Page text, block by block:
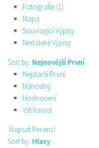
Fotografie (1)
Mapa
Související Výpisy
Nedaleké Výpisy
Sort by: Nejnovější První
Nejstarší První
Náhodný
Hodnocení
Vstřícnost
Napsat Recenzi
Sort by: Hlasy